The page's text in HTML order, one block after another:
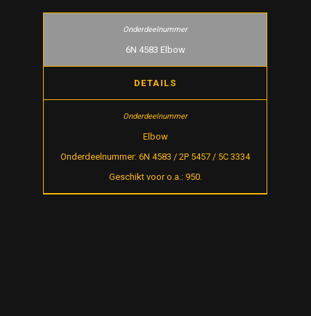
6N 4583 Elbow
DETAILS
Elbow
Onderdeelnummer: 6N 4583 / 2P 5457 / 5C 3334
Geschikt voor o.a.: 950.